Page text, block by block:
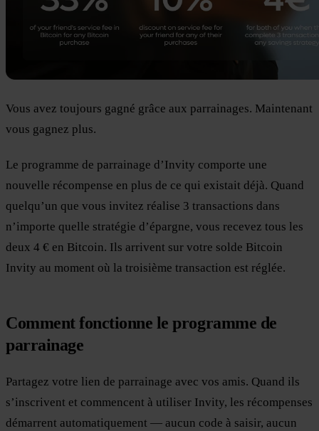
Vous avez toujours gagné grâce aux parrainages. Maintenant
vous gagnez plus.
Le programme de parrainage d’Invity comporte une
nouvelle récompense en plus de ce qui existait déjà. Quand
quelqu’un que vous invitez réalise 3 transactions dans
n’importe quelle stratégie d’épargne, vous recevez tous les
deux 4 € en Bitcoin. Ils arrivent sur votre solde Bitcoin
Invity au moment où la troisième transaction est réglée.
Comment fonctionne le programme de
parrainage
Partagez votre lien de parrainage avec vos amis. Quand ils
s’inscrivent et commencent à utiliser Invity, les récompenses
démarrent automatiquement — aucun code à saisir, aucun